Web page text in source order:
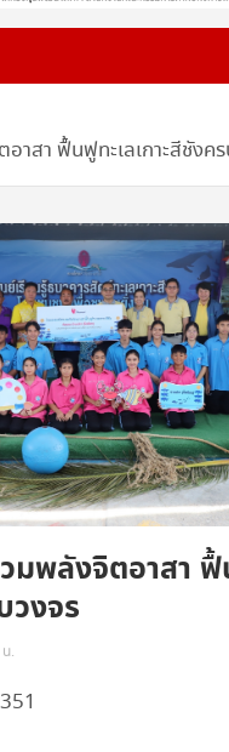
าสา ฟื้นฟูทะเลเกาะสีชังค
มพลังจิตอาสา ฟื้
วงจร
.